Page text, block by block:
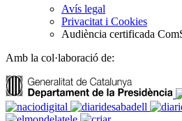
Avís legal
Privacitat i Cookies
Audiència certificada
Amb la col·laboració de: